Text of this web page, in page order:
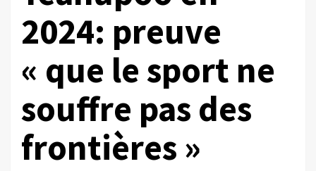
2024: preuve
« que le sport ne
souffre pas des
frontières »